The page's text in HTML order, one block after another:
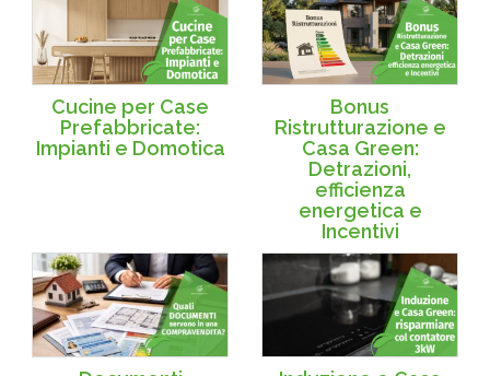
Cucine per Case
Prefabbricate:
Impianti e Domotica
Bonus
Ristrutturazione e
Casa Green:
Detrazioni,
efficienza
energetica e
Incentivi